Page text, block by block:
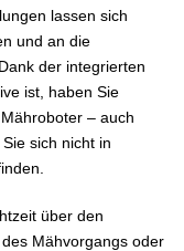
lassen sich
und an die
der integrierten
ist, haben Sie
– auch
sich nicht in
über den
Mähvorgangs oder